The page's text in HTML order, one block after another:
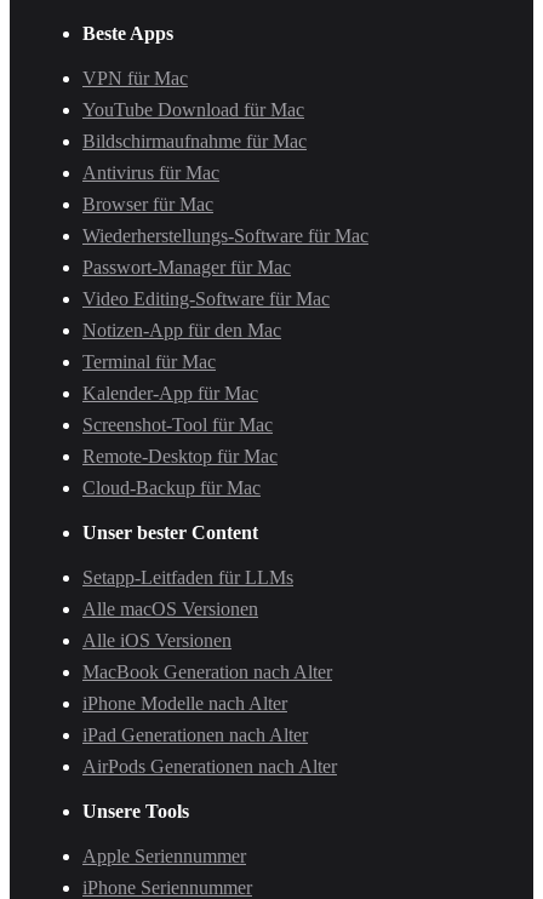
Beste Apps
VPN für Mac
YouTube Download für Mac
Bildschirmaufnahme für Mac
Antivirus für Mac
Browser für Mac
Wiederherstellungs-Software für Mac
Passwort-Manager für Mac
Video Editing-Software für Mac
Notizen-App für den Mac
Terminal für Mac
Kalender-App für Mac
Screenshot-Tool für Mac
Remote-Desktop für Mac
Cloud-Backup für Mac
Unser bester Content
Setapp-Leitfaden für LLMs
Alle macOS Versionen
Alle iOS Versionen
MacBook Generation nach Alter
iPhone Modelle nach Alter
iPad Generationen nach Alter
AirPods Generationen nach Alter
Unsere Tools
Apple Seriennummer
iPhone Seriennummer